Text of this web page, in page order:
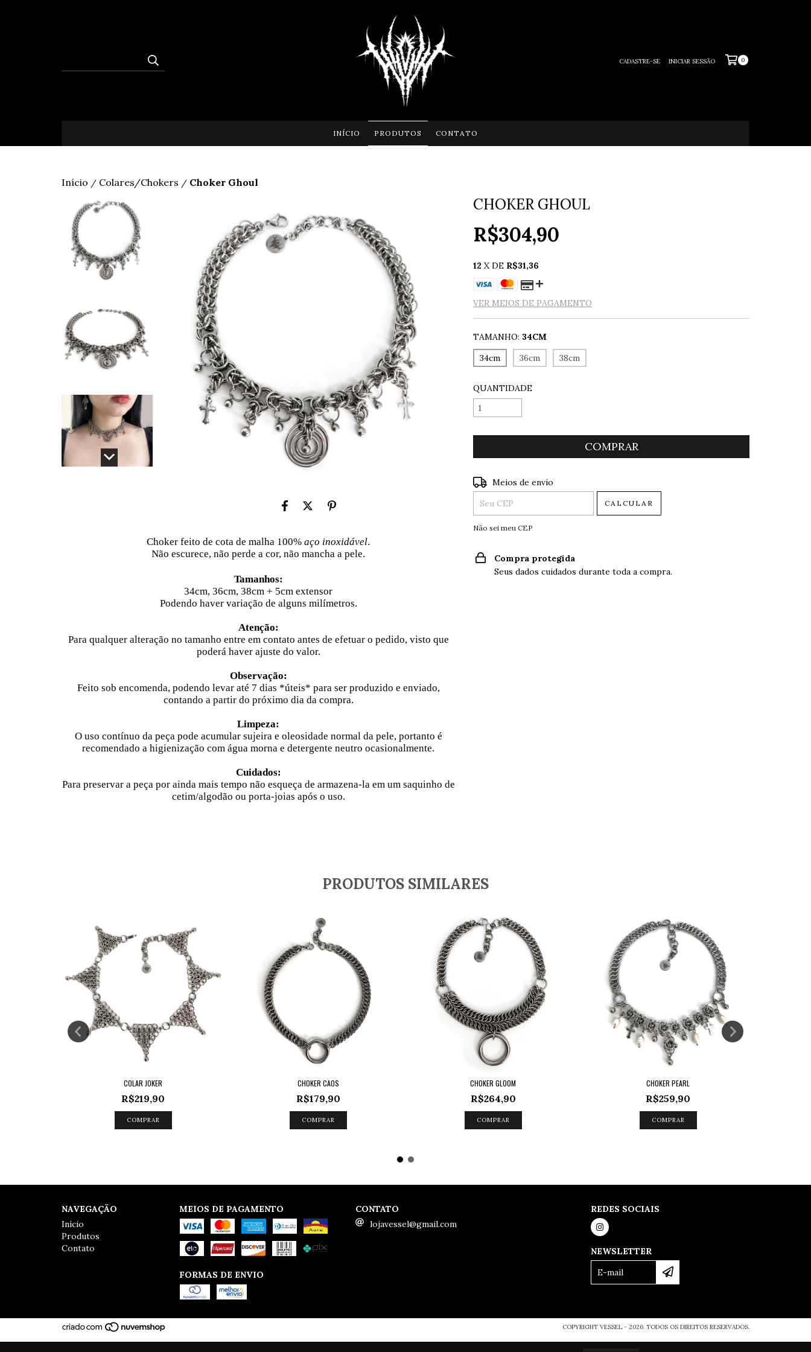
CADASTRE-SE INICIAR SESSÃO 0
INÍCIO PRODUTOS CONTATO
Início / Colares/Chokers / Choker Ghoul
Choker feito de cota de malha 100%aço inoxidável.
Não escurece, não perde a cor, não mancha a pele.
Tamanhos:
34cm,36cm, 38cm + 5cm extensor
Podendo haver variação de alguns milímetros.
Atenção:
Para qualquer alteração no tamanho entre em contato antes de efetuar o pedido, visto que
poderá haver ajuste do valor.
Observação:
Feito sob encomenda, podendo levar até 7 dias *úteis* para ser produzido e enviado,
contando a partir do próximo dia da compra.
Limpeza:
O uso contínuo da peça pode acumular sujeira e oleosidade normal da pele, portanto é
recomendado a higienização com água morna e detergente neutro ocasionalmente.
Cuidados:
Para preservar a peça por ainda mais tempo não esqueça de armazena-la em um saquinho de
cetim/algodão ou porta-joias após o uso.
CHOKER GHOUL
R$304,90
12 X DE R$31,36
VER MEIOS DE PAGAMENTO
TAMANHO: 34CM
34cm
36cm 38cm
QUANTIDADE
Entregas para o CEP:
Meios de envio
CALCULAR
Não sei meu CEP
Compra protegida
Seus dados cuidados durante toda a compra.
PRODUTOS SIMILARES
COLAR JOKER
R$219,90
CHOKER CAOS
R$179,90
COMPRAR
CHOKER GLOOM
R$264,90
COMPRAR
CHOKER PEARL
R$259,90
COMPRAR
NAVEGAÇÃO
Início
Produtos
Contato
MEIOS DE PAGAMENTO
FORMAS DE ENVIO
CONTATO
lojavessel@gmail.com
REDES SOCIAIS
NEWSLETTER
COPYRIGHT VESSEL - 2026. TODOS OS DIREITOS RESERVADOS.